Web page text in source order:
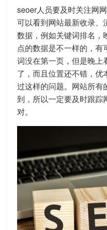
seoer人员要及时关注网
可以看到网站最新收录、
数据，例如关键词排名，
点的数据是不一样的，
词没在第一页，但是晚上
了，而且位置还不错，
过这样的问题。网站所有
到，所以一定要及时跟踪
对。